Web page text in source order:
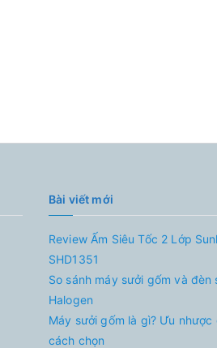
Bài viết mới
Review Ấm Siêu Tốc 2 Lớp
SHD1351
So sánh máy sưởi gốm và đèn
Halogen
Máy sưởi gốm là gì? Ưu nhược
cách chọn